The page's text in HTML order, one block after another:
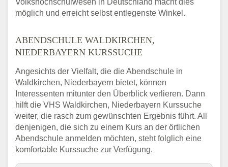
möglich und erreicht selbst entlegenste Winkel.
ABENDSCHULE WALDKIRCHEN,
NIEDERBAYERN KURSSUCHE
Angesichts der Vielfalt, die die Abendschule in
Waldkirchen, Niederbayern bietet, können
Interessenten mitunter den Überblick verlieren. Dann
hilft die VHS Waldkirchen, Niederbayern Kurssuche
weiter, die rasch zum gewünschten Ergebnis führt. All
denjenigen, die sich zu einem Kurs an der örtlichen
Abendschule anmelden möchten, steht folglich eine
komfortable Kurssuche zur Verfügung.